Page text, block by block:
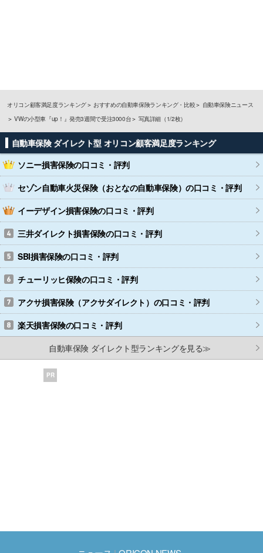
オリコン顧客満足度ランキング おすすめの自動車保険ランキング・比較
自動車保険ニュース
VWの小型車『up！』発売3週間で受注3000台
写真詳細（1/2枚）
自動車保険 ダイレクト型 オリコン顧客満足度ランキング
ソニー損害保険の口コミ・評判
セゾン自動車火災保険（おとなの自動車保険）の口コミ・評判
イーデザイン損害保険の口コミ・評判
三井ダイレクト損害保険の口コミ・評判
SBI損害保険の口コミ・評判
チューリッヒ保険の口コミ・評判
アクサ損害保険（アクサダイレクト） の口コミ・評判
楽天損害保険の口コミ・評判
自動車保険 ダイレクト型ランキングを見る≫
PR